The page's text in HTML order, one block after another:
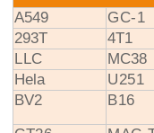
A549 GC-1
293T
4T1
LLC
MC38
Hela
U251
BV2
B16